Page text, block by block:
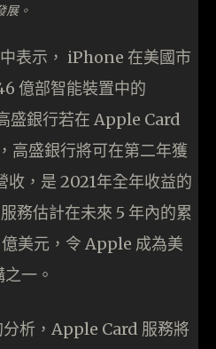
展。
表示， iPhone 在美國市
億部智能裝置中的
盛銀行若在 Apple Card
高盛銀行將可在第二年獲
收，是 2021年全年收益的
務估計在未來 5 年內的累
美元，令 Apple 成為美
一。
析，Apple Card 服務將